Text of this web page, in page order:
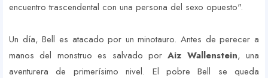
encuentro trascendental con una persona del sexo opuesto".
Un día, Bell es atacado por un minotauro. Antes de perecer a
manos del monstruo es salvado porAiz Wallenstein, una
aventurera de primerísimo nivel. El pobre Bell se queda